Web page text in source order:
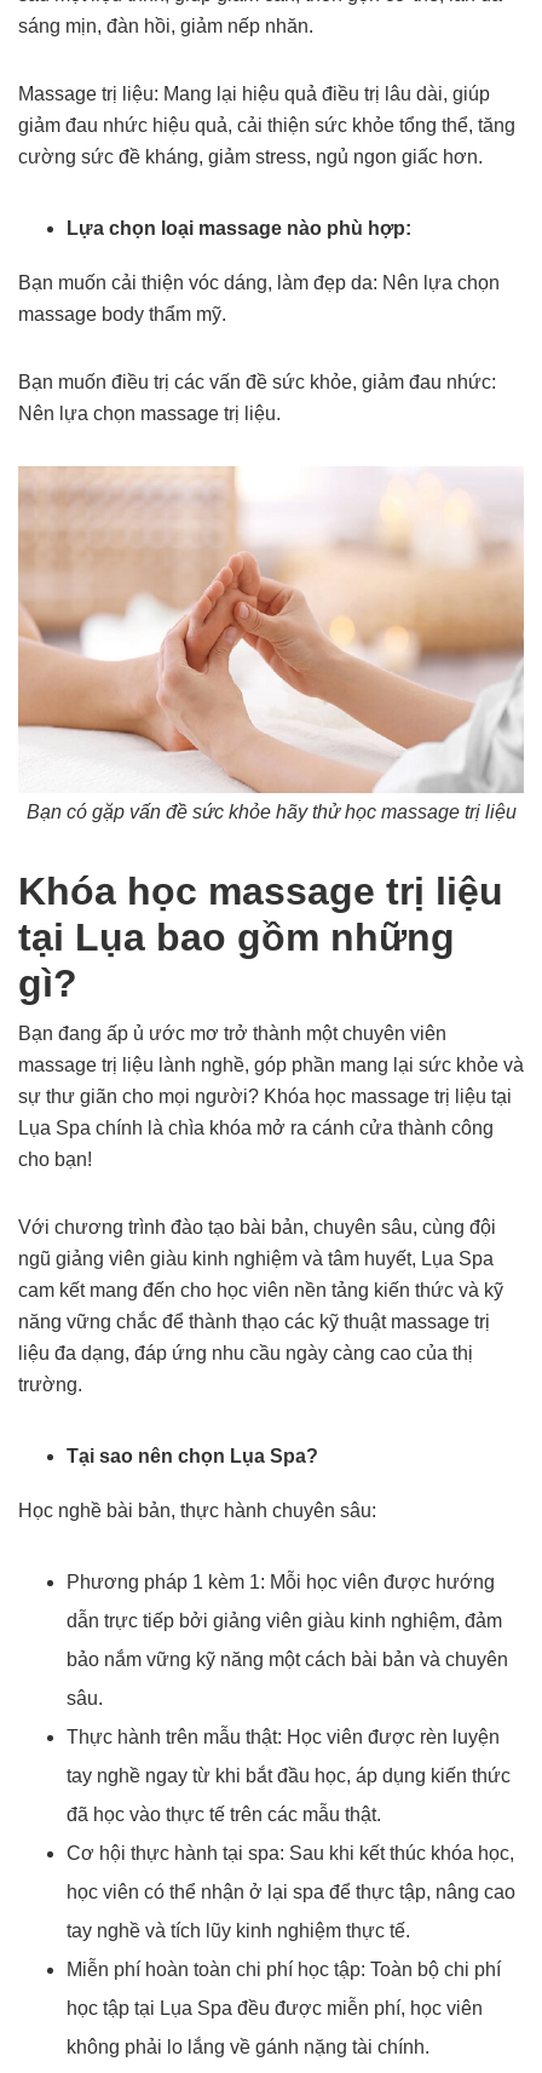
sáng mịn, đàn hồi, giảm nếp nhăn.
Massage trị liệu: Mang lại hiệu quả điều trị lâu dài, giúp
giảm đau nhức hiệu quả, cải thiện sức khỏe tổng thể, tăng
cường sức đề kháng, giảm stress, ngủ ngon giấc hơn.
Lựa chọn loại massage nào phù hợp:
Bạn muốn cải thiện vóc dáng, làm đẹp da: Nên lựa chọn
massage body thẩm mỹ.
Bạn muốn điều trị các vấn đề sức khỏe, giảm đau nhức:
Nên lựa chọn massage trị liệu.
Bạn có gặp vấn đề sức khỏe hãy thử học massage trị liệu
Khóa học massage trị liệu
tại Lụa bao gồm những
gì?
Bạn đang ấp ủ ước mơ trở thành một chuyên viên
massage trị liệu lành nghề, góp phần mang lại sức khỏe và
sự thư giãn cho mọi người? Khóa học massage trị liệu tại
Lụa Spa chính là chìa khóa mở ra cánh cửa thành công
cho bạn!
Với chương trình đào tạo bài bản, chuyên sâu, cùng đội
ngũ giảng viên giàu kinh nghiệm và tâm huyết, Lụa Spa
cam kết mang đến cho học viên nền tảng kiến thức và kỹ
năng vững chắc để thành thạo các kỹ thuật massage trị
liệu đa dạng, đáp ứng nhu cầu ngày càng cao của thị
trường.
Tại sao nên chọn Lụa Spa?
Học nghề bài bản, thực hành chuyên sâu:
Phương pháp 1 kèm 1: Mỗi học viên được hướng
dẫn trực tiếp bởi giảng viên giàu kinh nghiệm, đảm
bảo nắm vững kỹ năng một cách bài bản và chuyên
sâu.
Thực hành trên mẫu thật: Học viên được rèn luyện
tay nghề ngay từ khi bắt đầu học, áp dụng kiến thức
đã học vào thực tế trên các mẫu thật.
Cơ hội thực hành tại spa: Sau khi kết thúc khóa học,
học viên có thể nhận ở lại spa để thực tập, nâng cao
tay nghề và tích lũy kinh nghiệm thực tế.
Miễn phí hoàn toàn chi phí học tập: Toàn bộ chi phí
học tập tại Lụa Spa đều được miễn phí, học viên
không phải lo lắng về gánh nặng tài chính.